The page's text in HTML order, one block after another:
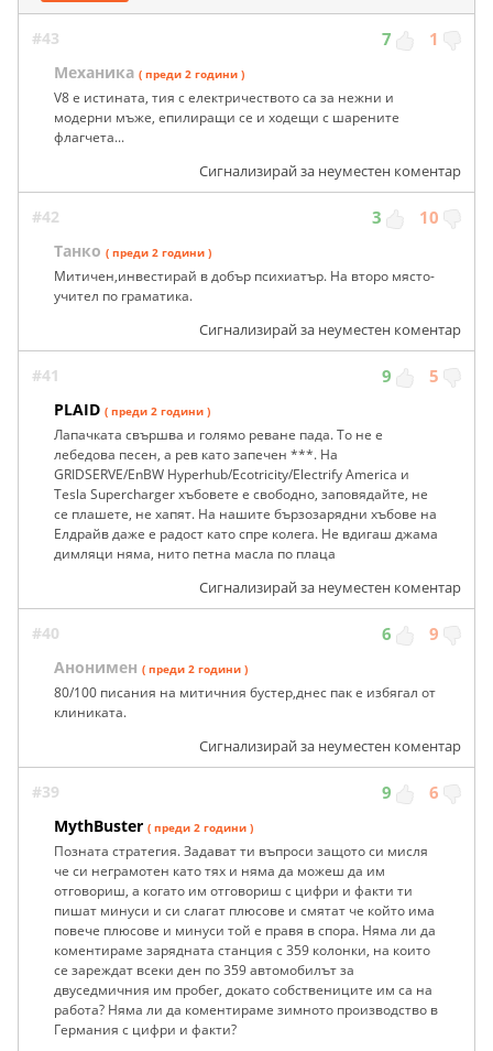
#43 7 1
Механика ( преди 2 години )
V8 е истината, тия с електричеството са за нежни и
модерни мъже, епилиращи се и ходещи с шарените
флагчета...
Сигнализирай за неуместен коментар
#42 3 10
Танко ( преди 2 години )
Митичен,инвестирай в добър психиатър. На второ място-
учител по граматика.
Сигнализирай за неуместен коментар
#41 9 5
PLAID ( преди 2 години )
Лапачката свършва и голямо реване пада. То не е
лебедова песен, а рев като запечен ***. На
GRIDSERVE/EnBW Hyperhub/Ecotricity/Electrify America и
Tesla Supercharger хъбовете е свободно, заповядайте, не
се плашете, не хапят. На нашите бързозарядни хъбове на
Елдрайв даже е радост като спре колега. Не вдигаш джама
димляци няма, нито петна масла по плаца
Сигнализирай за неуместен коментар
#40 6 9
Анонимен ( преди 2 години )
80/100 писания на митичния бустер,днес пак е избягал от
клиниката.
Сигнализирай за неуместен коментар
#39 9 6
MythBuster ( преди 2 години )
Позната стратегия. Задават ти въпроси защото си мисля
че си неграмотен като тях и няма да можеш да им
отговориш, а когато им отговориш с цифри и факти ти
пишат минуси и си слагат плюсове и смятат че който има
повече плюсове и минуси той е правя в спора. Няма ли да
коментираме зарядната станция с 359 колонки, на които
се зареждат всеки ден по 359 автомобилът за
двуседмичния им пробег, докато собствениците им са на
работа? Няма ли да коментираме зимното производство в
Германия с цифри и факти?